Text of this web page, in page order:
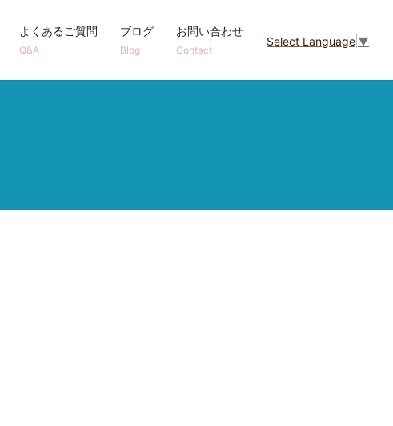
Select Language ▼
よくあるご質問
Q&A
ブログ
Blog
お問い合わせ
Contact